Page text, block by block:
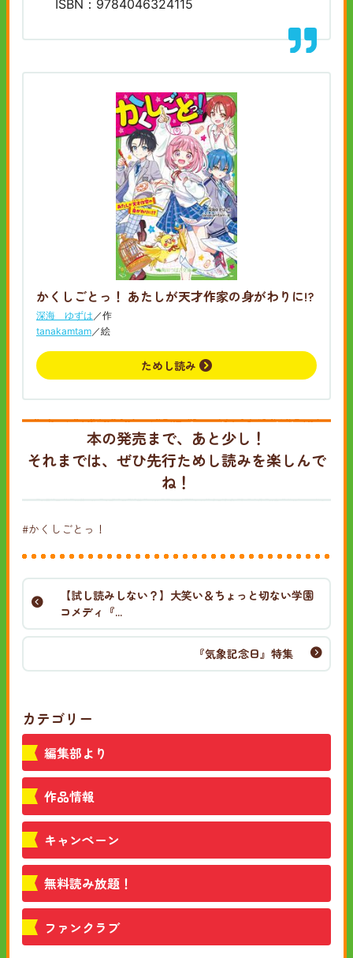
ISBN：9784046324115
かくしごとっ！ あたしが天才作家の身がわりに!?
深海 ゆずは ／作
tanakamtam／絵
ためし読み
本の発売まで、あと少し！
それまでは、ぜひ先行ためし読みを楽しんで
ね！
#かくしごとっ！
【試し読みしない？】大笑い＆ちょっと切ない学園
コメディ『...
『気象記念日』特集
カテゴリー
編集部より
作品情報
キャンペーン
無料読み放題！
ファンクラブ